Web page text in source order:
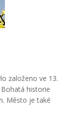
založeno ve 13.
historie
Město je také